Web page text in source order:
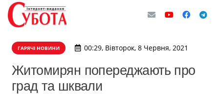
ГАРЯЧІ НОВИНИ 00:29, Вівторок, 8 Червня, 2021
Житомирян попереджають про
град та шквали